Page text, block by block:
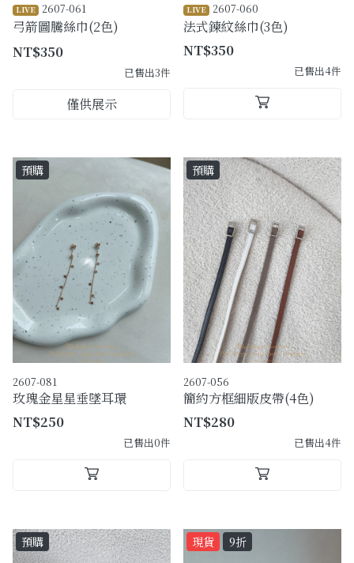
LIVE 2607-061
弓箭圖騰絲巾(2色)
NT$350
已售出3件
僅供展示
LIVE 2607-060
法式鍊紋絲巾(3色)
NT$350
已售出4件
預購
2607-081
玫瑰金星星垂墜耳環
NT$250
已售出0件
預購
2607-056
簡約方框細版皮帶(4色)
NT$280
已售出4件
預購 現貨 9折